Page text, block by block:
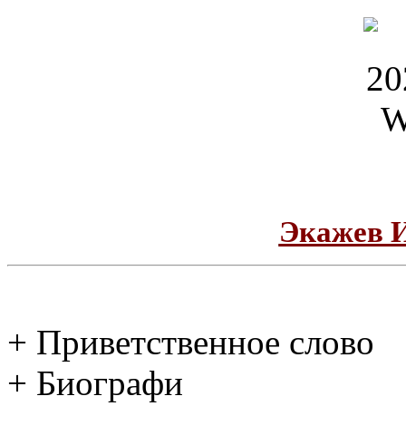
Экажев
+ Приветственное слово
+ Биографи